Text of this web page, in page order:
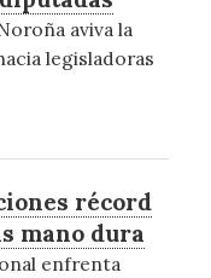
aviva la
legisladoras
récord
mano dura
enfrenta